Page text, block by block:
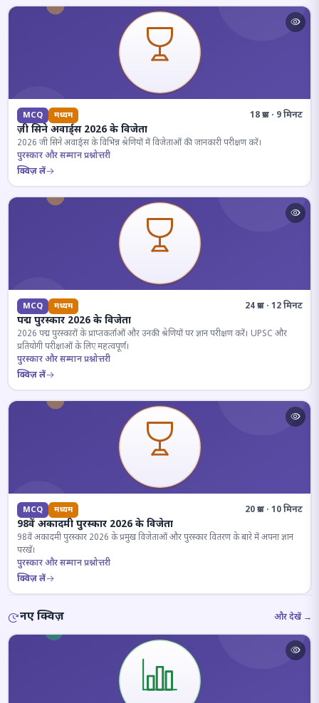
MCQ मध्यम 18 प्रश्न · 9 मिनट
ज़ी सिने अवार्ड्स 2026 के विजेता
2026 जी सिने अवार्ड्स के विभिन्न श्रेणियों में विजेताओं की जानकारी परीक्षण करें।
पुरस्कार और सम्मान प्रश्नोत्तरी
क्विज़ लें
MCQ मध्यम 24 प्रश्न · 12 मिनट
पद्म पुरस्कार 2026 के विजेता
2026 पद्म पुरस्कारों के प्राप्तकर्ताओं और उनकी श्रेणियों पर ज्ञान परीक्षण करें। UPSC और
प्रतियोगी परीक्षाओं के लिए महत्वपूर्ण।
पुरस्कार और सम्मान प्रश्नोत्तरी
क्विज़ लें
MCQ मध्यम 20 प्रश्न · 10 मिनट
98वें अकादमी पुरस्कार 2026 के विजेता
98वें अकादमी पुरस्कार 2026 के प्रमुख विजेताओं और पुरस्कार वितरण के बारे में अपना ज्ञान
परखें।
पुरस्कार और सम्मान प्रश्नोत्तरी
क्विज़ लें
नए क्विज़ और देखें →